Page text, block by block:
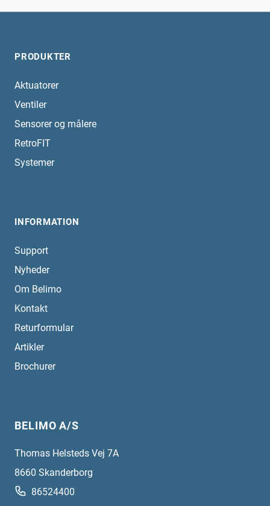
PRODUKTER
Aktuatorer
Ventiler
Sensorer og målere
RetroFIT
Systemer
INFORMATION
Support
Nyheder
Om Belimo
Kontakt
Returformular
Artikler
Brochurer
BELIMO A/S
Thomas Helsteds Vej 7A
8660 Skanderborg
86524400